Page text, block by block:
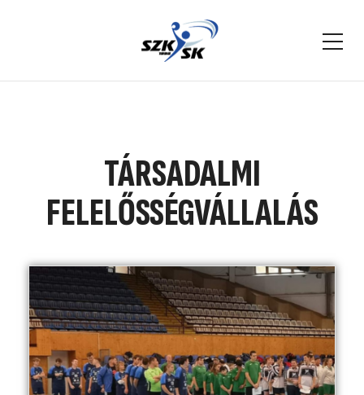
TÁRSADALMI
FELELŐSSÉGVÁLLALÁS